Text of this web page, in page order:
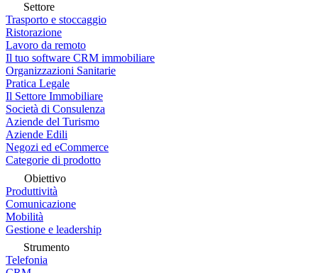
Settore
Trasporto e stoccaggio
Ristorazione
Lavoro da remoto
Il tuo software CRM immobiliare
Organizzazioni Sanitarie
Pratica Legale
Il Settore Immobiliare
Società di Consulenza
Aziende del Turismo
Aziende Edili
Negozi ed eCommerce
Categorie di prodotto
Obiettivo
Produttività
Comunicazione
Mobilità
Gestione e leadership
Strumento
Telefonia